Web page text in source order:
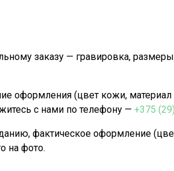
заказу — гравировка,
(цвет кожи, материал
с нами по телефону — +375
фактическое оформление
на фото.